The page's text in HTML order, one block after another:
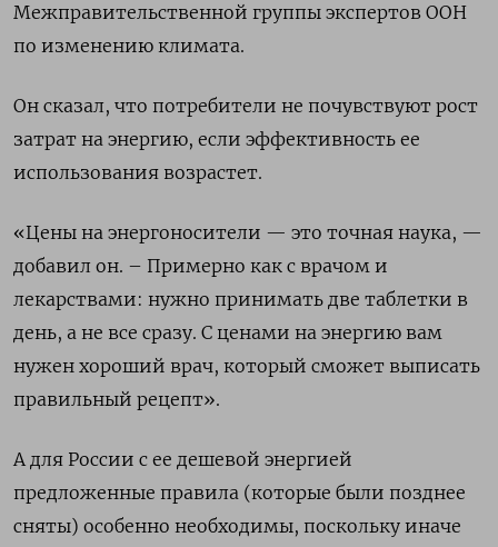
Межправительственной группы экспертов ООН
по изменению климата.
Он сказал, что потребители не почувствуют рост
затрат на энергию, если эффективность ее
использования возрастет.
«Цены на энергоносители — это точная наука, —
добавил он. – Примерно как с врачом и
лекарствами: нужно принимать две таблетки в
день, а не все сразу. С ценами на энергию вам
нужен хороший врач, который сможет выписать
правильный рецепт».
А для России с ее дешевой энергией
предложенные правила (которые были позднее
сняты) особенно необходимы, поскольку иначе